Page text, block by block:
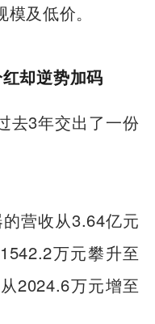
及低价。
却逆势加码
去3年交出了一份
营收从3.64亿元
万元攀升至
2024.6万元增至